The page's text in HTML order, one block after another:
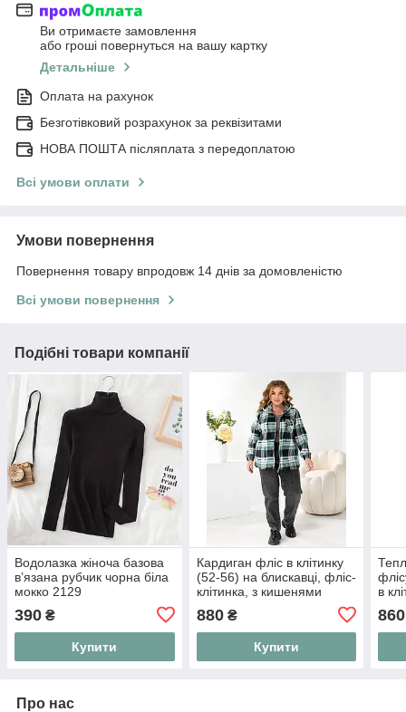
Ви отримаєте замовлення
або гроші повернуться на вашу картку
Детальніше
Оплата на рахунок
Безготівковий розрахунок за реквізитами
НОВА ПОШТА післяплата з передоплатою
Всі умови оплати
Умови повернення
Повернення товару впродовж 14 днів за домовленістю
Всі умови повернення
Подібні товари компанії
Водолазка жіноча базова
в’язана рубчик чорна біла
мокко 2129
390 ₴
Купити
Кардиган фліс в клітинку
(52-56) на блискавці, фліс-
клітинка, з кишенями
880₴
Купити
в
Style
860
Про нас